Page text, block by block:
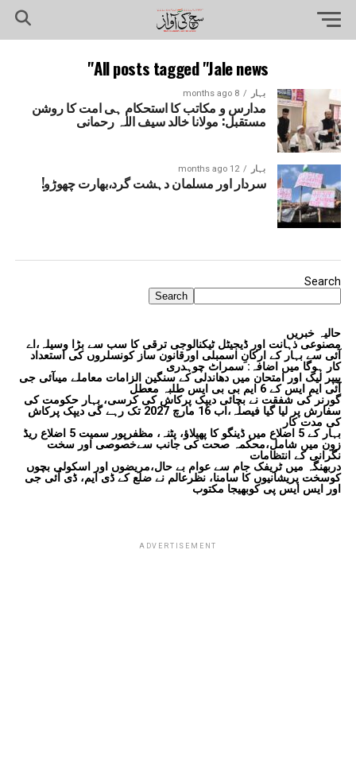
All posts tagged "Jale news"
بہار 8 months ago
مدارس و مکاتب کا استحکام ہی امت کا روشن
مستقبل: مولانا خالد سیف اللہ رحمانی
بہار 12 months ago
سردار اور مسلمان دہشت گرد،بھارت چھوڑو!
Search
Search
حالیہ خبریں
مصنوعی ذہانت اور ڈیجیٹل ٹیکنالوجی ترقی کا سب سے بڑا وسیلہ،اے
آئی سے بہار کے ارکانِ اسمبلی اورقانون ساز کونسلروں کی استعداد
کار ہوگا میں اضافہ: سمراٹ چوہدری
پیپر لیک اور امتحان میں دھاندلی کے سنگین الزامات معاملے میںآئی جی
آئی ایم ایس کے 6 ایم بی بی ایس طلبہ معطل
گورنر کی شفقت نے بچائی دیپک پرکاش کی کرسی، بہار حکومت کی
سفارش پر لیا گیا فیصلہ،اب 16 مارچ 2027 تک رہے گی دیپک پرکاش
کی مدت کار
بہار کے 5 اضلاع میں ڈینگو کا پھیلاؤ، پٹنہ، مظفرپور سمیت 5 اضلاع ریڈ
زون میں شامل،محکمہ صحت کی جانب سےخصوصی اور سخت
نگرانی کے انتظامات
دربھنگہ میں ٹریفک جام سے عوام بے حال،مریضوں اور اسکولی بچوں
کوسخت پریشانیوں کا سامنا، نظرعالم نے ضلع کے ڈی ایم، ڈی آئی جی
اور ایس ایس پی کوبھیجا مکتوب
ADVERTISEMENT